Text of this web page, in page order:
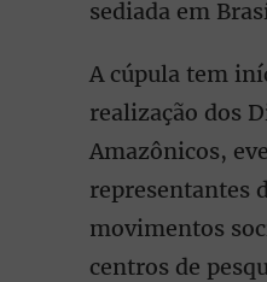
sediada em
A cúpula tem
realização dos
Amazônicos,
representantes
movimentos
centros de